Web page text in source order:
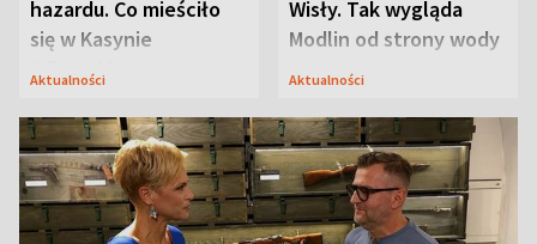
hazardu. Co mieściło
się w Kasynie
Oficerskim?
Aktualności
Wisły. Tak wygląda
Modlin od strony wody
Aktualności